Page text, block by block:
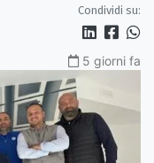
Condividi su:
5 giorni fa